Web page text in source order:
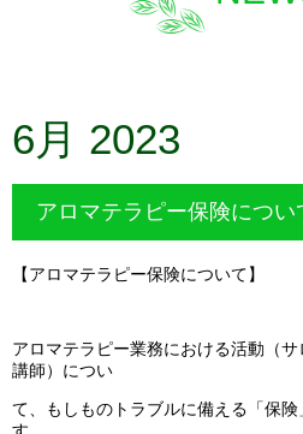
6月 2023
アロマテラピー保険につい
【アロマテラピー保険について】
アロマテラピー業務における活動（
講師）につい
て、もしものトラブルに備える「保